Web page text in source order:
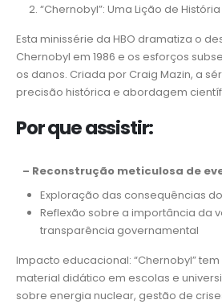
“Chernobyl”: Uma Lição de
Esta minissérie da HBO dramatiza o
Chernobyl em 1986 e os esforços
os danos. Criada por Craig Mazin, a
precisão histórica e abordagem
Por que assistir:
– Reconstrução meticulosa de
Exploração das consequências
Reflexão sobre a importância da
transparência governamental
Impacto educacional: “Chernobyl”
material didático em escolas e
sobre energia nuclear, gestão de